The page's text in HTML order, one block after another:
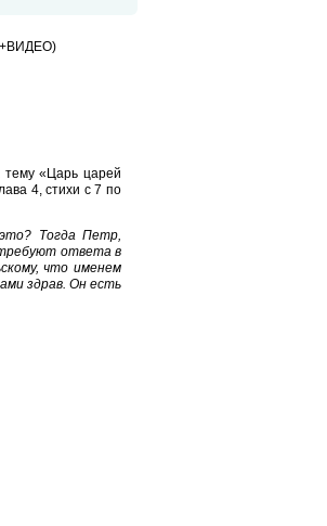
тему «Царь царей
4, стихи с 7 по
Тогда Петр,
требуют ответа в
что именем
здрав. Он есть